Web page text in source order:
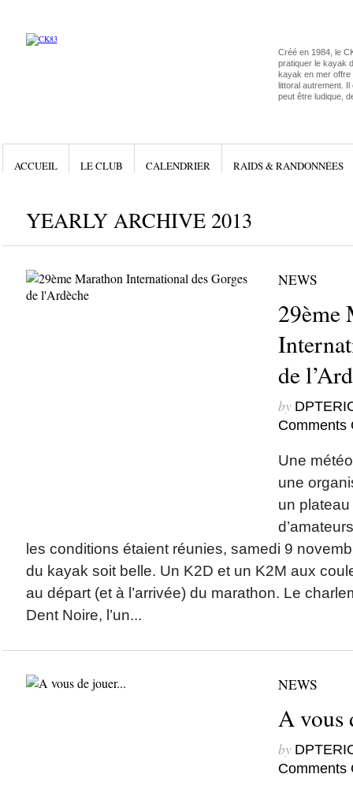
Créé en 1984, le
pratiquer le kayak
kayak en mer offre
littoral autrement.
peut être ludique,
ACCUEIL LE CLUB CALENDRIER RAIDS & RANDONNÉES
YEARLY ARCHIVE 2013
NEWS
29ème
de
by
Comments
Une
une
un plateau
les conditions étaient réunies, samedi 9
du kayak soit belle. Un K2D et un K2M aux
au départ (et à l’arrivée) du marathon. Le
Dent Noire, l’un...
NEWS
A
by
Comments